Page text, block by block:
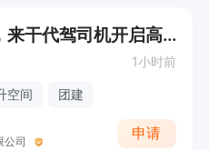
别再为微薄工资发愁，来干代驾司机开启高收入吧
1小时前
空间 团建
公司
申请